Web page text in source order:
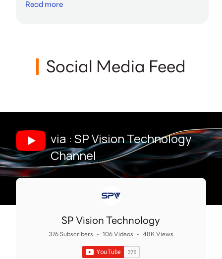
Read more
Social Media Feed
via : SP Vision Technology
Channel
SP Vision Technology
376 Subscribers • 106 Videos • 48K Views